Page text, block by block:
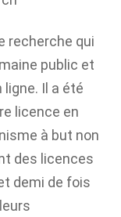
recherche qui
public et
Il a été
licence en
à but non
des licences
demi de fois